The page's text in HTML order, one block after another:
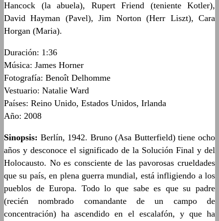
Hancock (la abuela), Rupert Friend (teniente Kotler),
David Hayman (Pavel), Jim Norton (Herr Liszt), Cara
Horgan (Maria).
Duración: 1:36
Música: James Horner
Fotografía: Benoît Delhomme
Vestuario: Natalie Ward
Países: Reino Unido, Estados Unidos, Irlanda
Año: 2008
Sinopsis: Berlín, 1942. Bruno (Asa Butterfield) tiene ocho
años y desconoce el significado de la Solución Final y del
Holocausto. No es consciente de las pavorosas crueldades
que su país, en plena guerra mundial, está infligiendo a los
pueblos de Europa. Todo lo que sabe es que su padre
(recién nombrado comandante de un campo de
concentración) ha ascendido en el escalafón, y que ha